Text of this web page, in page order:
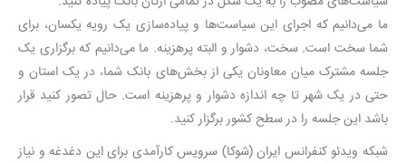
ما می‌‌دانیم که اجرای این سیاست‌ها و پیاده‌سازی یک رویه یکسان، برای
شما سخت است. سخت، دشوار و البته پرهزینه. ما می‌دانیم که برگزاری یک
جلسه مشترک میان معاونان یکی از بخش‌های بانک شما، در یک استان و
حتی در یک شهر تا چه اندازه دشوار و پرهزینه است. حال تصور کنید قرار
باشد این جلسه را در سطح کشور برگزار کنید.
شبکه ویدئو کنفرانس ایران (شوکا) سرویس کارآمدی برای این دغدغه و نیاز